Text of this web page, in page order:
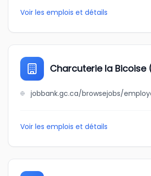
Voir les emplois et détails
Charcuterie la Bicoise
Voir les emplois et détails